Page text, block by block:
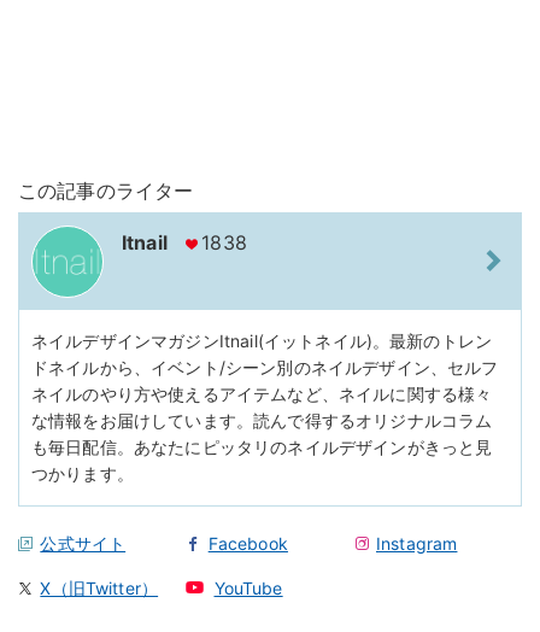
この記事のライター
Itnail 1838
ネイルデザインマガジンItnail(イットネイル)。最新のトレン
ドネイルから、イベント/シーン別のネイルデザイン、セルフ
ネイルのやり方や使えるアイテムなど、ネイルに関する様々
な情報をお届けしています。読んで得するオリジナルコラム
も毎日配信。あなたにピッタリのネイルデザインがきっと見
つかります。
公式サイト Facebook Instagram
X（旧Twitter） YouTube